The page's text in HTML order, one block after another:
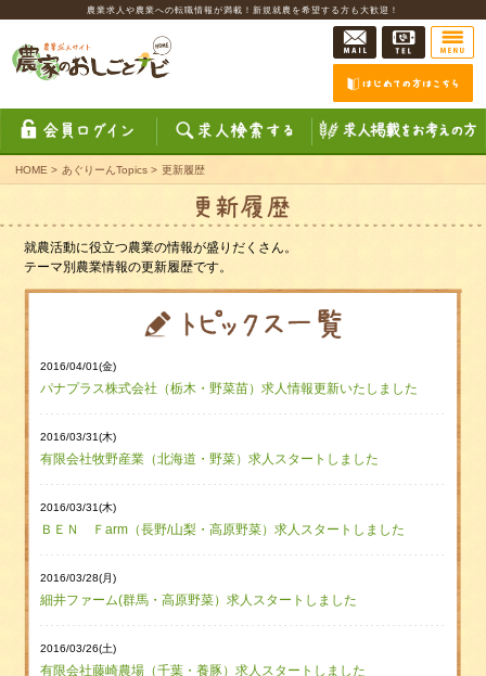
農業求人や農業への転職情報が満載！新規就農を希望する方も大歓迎！
HOME > あぐりーんTopics > 更新履歴
就農活動に役立つ農業の情報が盛りだくさん。
テーマ別農業情報の更新履歴です。
2016/04/01(金)
パナプラス株式会社（栃木・野菜苗）求人情報更新いたしました
2016/03/31(木)
有限会社牧野産業（北海道・野菜）求人スタートしました
2016/03/31(木)
ＢＥＮ Ｆarm（長野/山梨・高原野菜）求人スタートしました
2016/03/28(月)
細井ファーム(群馬・高原野菜）求人スタートしました
2016/03/26(土)
有限会社藤崎農場（千葉・養豚）求人スタートしました